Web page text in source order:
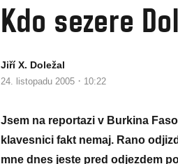
Kdo sezere
Jiří X. Doležal
24. listopadu 2005 · 10:22
Jsem na reportazi v Burkina
klavesnici fakt nemaj. Rano
mne dnes jeste pred odjezdem